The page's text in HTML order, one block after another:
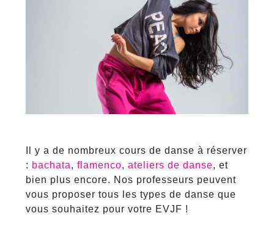
Il y a de nombreux cours de danse à réserver
: bachata, flamenco, ateliers de danse, et
bien plus encore. Nos professeurs peuvent
vous proposer tous les types de danse que
vous souhaitez pour votre EVJF !